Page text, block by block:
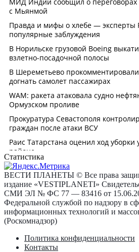
Статистика
ВЕСТИ ПЛАНЕТЫ © Все права
издание «VESTIPLANETI»
СМИ ЭЛ № ФС 77 — 83416 от
Федеральной службой по надзору в
информационных технологий и
(Роскомнадзор)
Политика конфиденциальности
Контакты